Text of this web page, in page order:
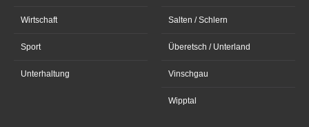
Wirtschaft
Sport
Unterhaltung
Salten / Schlern
Überetsch / Unterland
Vinschgau
Wipptal